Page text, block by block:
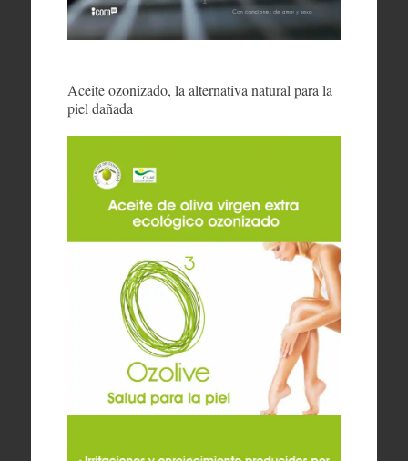
Aceite ozonizado, la alternativa natural para la
piel dañada